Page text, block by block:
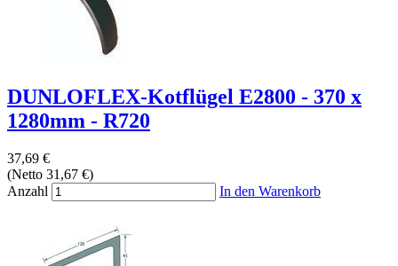
DUNLOFLEX-Kotflügel E2800 - 370 x
1280mm - R720
37,69 €
(Netto 31,67 €)
Anzahl
In den Warenkorb